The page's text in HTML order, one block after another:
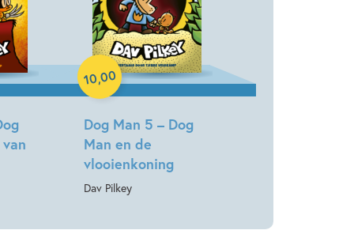
Dog Man 5 – Dog
Man en de
vlooienkoning
Dav Pilkey
10,00
Paperback